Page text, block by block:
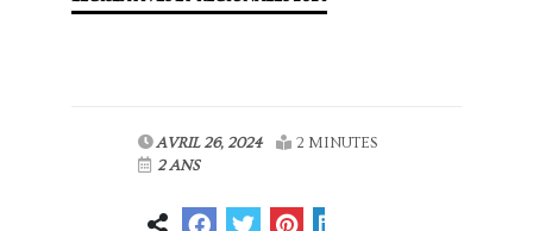
AVRIL 26, 2024
2 MINUTES
2 ANS